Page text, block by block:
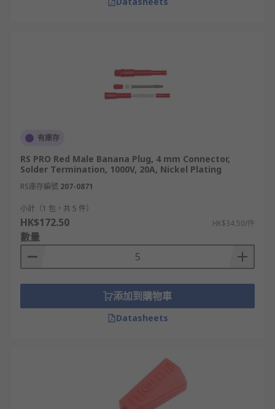
有庫存
RS PRO Red Male Banana Plug, 4 mm Connector,
Solder Termination, 1000V, 20A, Nickel Plating
RS庫存編號 207-0871
小計（1 包，共 5 件）
HK$172.50 HK$34.50/件
數量
添加到購物車
Datasheets